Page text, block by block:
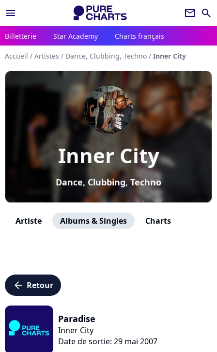
menu newsletter search
Billetterie Star Academy Charts français
Accueil / Artistes / Dance, Clubbing, Techno / Inner City
Inner City
Dance, Clubbing, Techno
Artiste Albums & Singles Charts
arrow_left Retour
Paradise
Inner City
Date de sortie: 29 mai 2007